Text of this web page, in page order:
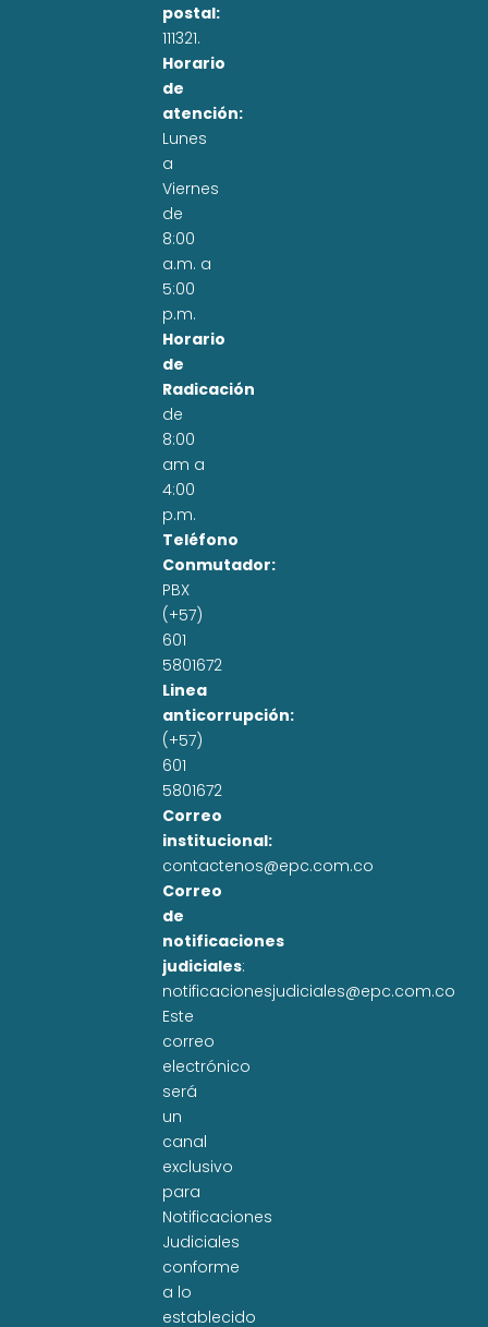
postal:
111321.
Horario
de
atención:
Lunes
a
Viernes
de
8:00
a.m. a
5:00
p.m.
Horario
de
Radicación
de
8:00
am a
4:00
p.m.
Teléfono
Conmutador:
PBX
(+57)
601
5801672
Linea
anticorrupción:
(+57)
601
5801672
Correo
institucional:
contactenos@epc.com.co
Correo
de
notificaciones
judiciales:
notificacionesjudiciales@epc.com.co
Este
correo
electrónico
será
un
canal
exclusivo
para
Notificaciones
Judiciales
conforme
a lo
establecido